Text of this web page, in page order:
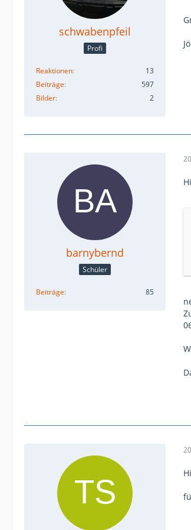
schwabenpfeil
Profi
Reaktionen
13
Beiträge
597
Bilder
2
barnybernd
Schüler
Beiträge 85